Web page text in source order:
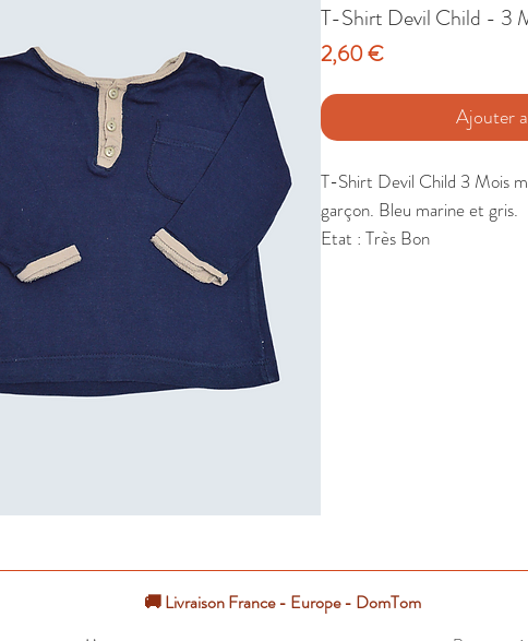
T-Shirt Devil Child - 3
2,60 €Prix
Ajouter
T-Shirt Devil Child 3 Mois
garçon. Bleu marine et gris.
Etat : Très Bon
🚚 Livraison France - Europe - DomTom